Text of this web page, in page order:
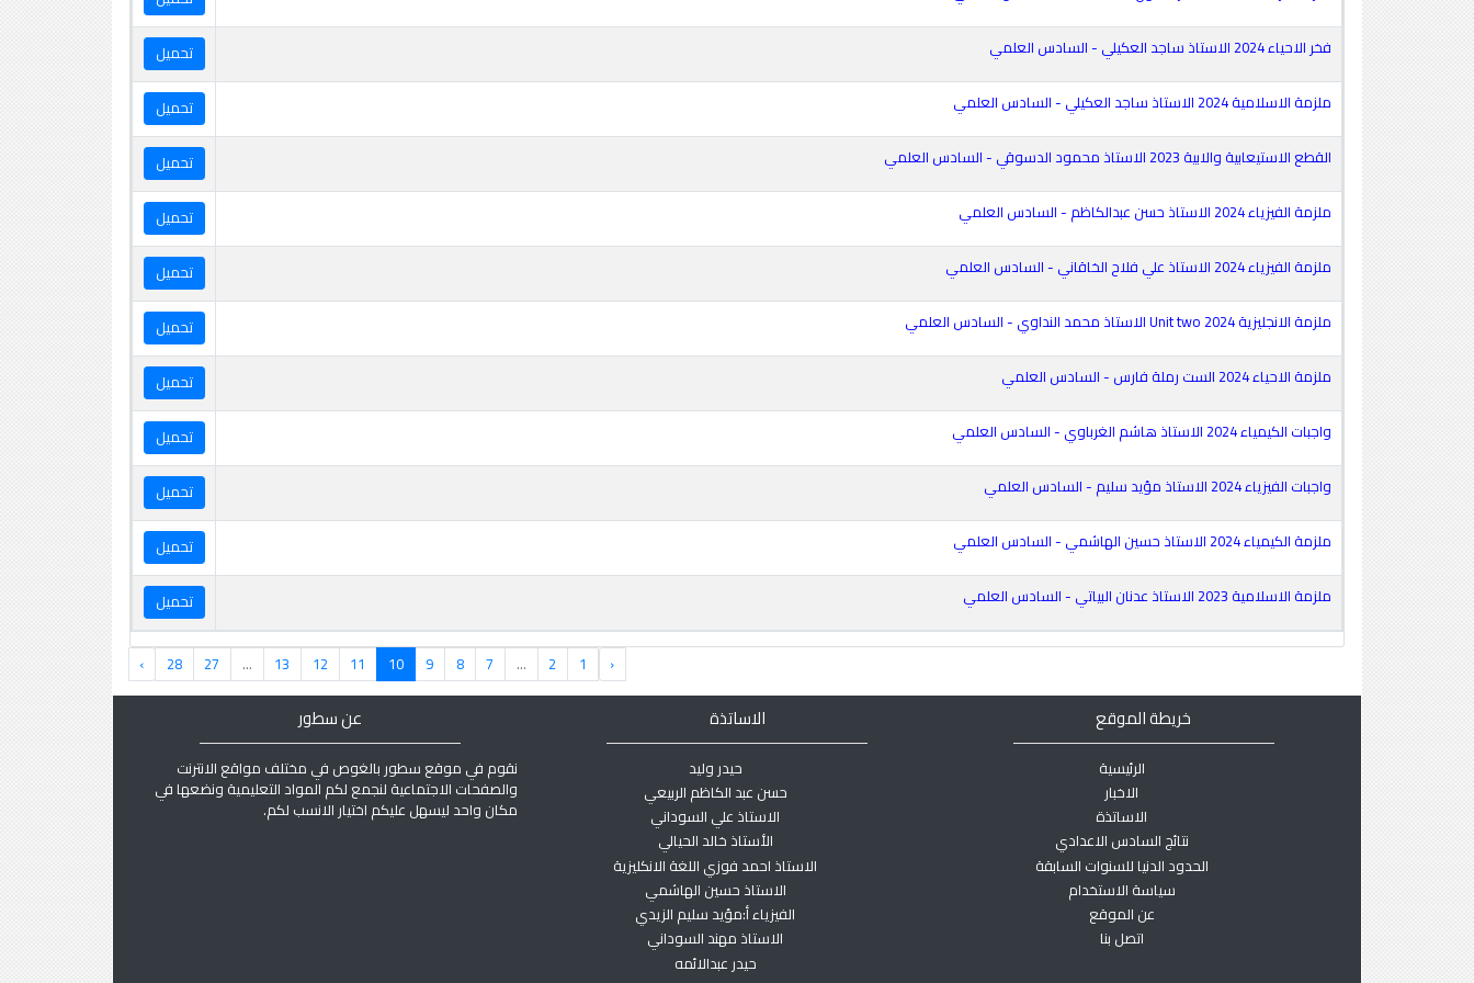
فخر الاحياء 2024 الاستاذ ساجد العكيلي - السادس العلمي
تحميل
ملزمة الاسلامية 2024 الاستاذ ساجد العكيلي - السادس العلمي
تحميل
القطع الاستيعابية والابية 2023 الاستاذ محمود الدسوقي - السادس العلمي
تحميل
ملزمة الفيزياء 2024 الاستاذ حسن عبدالكاظم - السادس العلمي
تحميل
ملزمة الفيزياء 2024 الاستاذ علي فلاح الخاقاني - السادس العلمي
تحميل
ملزمة الانجليزية 2024 Unit two الاستاذ محمد النداوي - السادس العلمي
تحميل
ملزمة الاحياء 2024 الست رملة فارس - السادس العلمي
تحميل
واجبات الكيمياء 2024 الاستاذ هاشم الغرباوي - السادس العلمي
تحميل
واجبات الفيزياء 2024 الاستاذ مؤيد سليم - السادس العلمي
تحميل
ملزمة الكيمياء 2024 الاستاذ حسين الهاشمي - السادس العلمي
تحميل
ملزمة الاسلامية 2023 الاستاذ عدنان البياتي - السادس العلمي
تحميل
‹
1
2
...
7
8
9
10
11
12
13
...
27
28
›
خريطة الموقع
الرئيسية
الاخبار
الاساتذة
نتائج السادس الاعدادي
الحدود الدنيا للسنوات السابقة
سياسة الاستخدام
عن الموقع
اتصل بنا
الاساتذة
حيدر وليد
حسن عبد الكاظم الربيعي
الاستاذ علي السوداني
الأستاذ خالد الحيالي
الاستاذ احمد فوزي اللغة الانكليزية
الاستاذ حسين الهاشمي
الفيزياء أ:مؤيد سليم الزيدي
الاستاذ مهند السوداني
حيدر عبدالائمه
عن سطور
نقوم في موقع سطور بالغوص في مختلف مواقع الانترنت
والصفحات الاجتماعية لنجمع لكم المواد التعليمية ونضعها في
مكان واحد ليسهل عليكم اختيار الانسب لكم.